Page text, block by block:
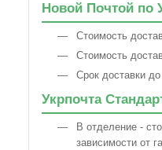
Новой Почтой по
Стоимость
Стоимость
Срок доставки
Укрпочта
В отделение -
зависимости от